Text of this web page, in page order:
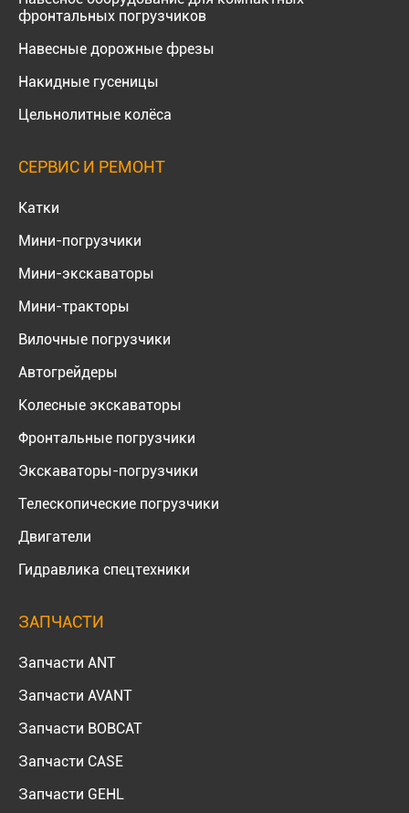
фронтальных погрузчиков
Навесные дорожные фрезы
Накидные гусеницы
Цельнолитные колёса
СЕРВИС И РЕМОНТ
Катки
Мини-погрузчики
Мини-экскаваторы
Мини-тракторы
Вилочные погрузчики
Автогрейдеры
Колесные экскаваторы
Фронтальные погрузчики
Экскаваторы-погрузчики
Телескопические погрузчики
Двигатели
Гидравлика спецтехники
ЗАПЧАСТИ
Запчасти ANT
Запчасти AVANT
Запчасти BOBCAT
Запчасти CASE
Запчасти GEHL